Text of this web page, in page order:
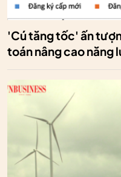
'Cú tăng tốc' ấn
toán nâng cao năng